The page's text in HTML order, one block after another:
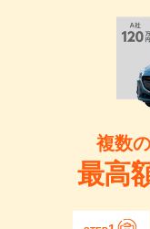
複数
最高